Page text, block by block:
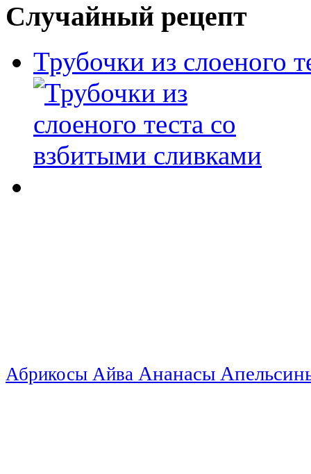
Случайный рецепт
Трубочки из слоеного
Абрикосы Айва Ананасы